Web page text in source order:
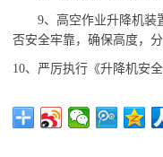
9、高空作业升降机装
否安全牢靠，确保高度，
10、严厉执行《升降机安